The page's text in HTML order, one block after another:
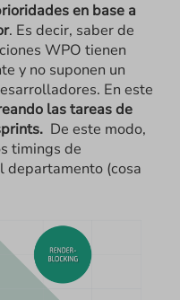
en base a
. Es decir, saber de
WPO tienen
y no suponen un
En este
las tareasde
De este modo,
timings de
departamento (cosa